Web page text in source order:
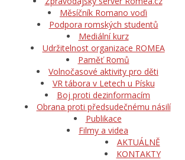
Měsíčník Romano voďi
Podpora romských studentů
Mediální kurz
Udržitelnost organizace ROMEA
Paměť Romů
Volnočasové aktivity pro děti
VR tábora v Letech u Písku
Boj proti dezinformacím
Obrana proti předsudečnému násilí
Publikace
Filmy a videa
AKTUÁLNĚ
KONTAKTY